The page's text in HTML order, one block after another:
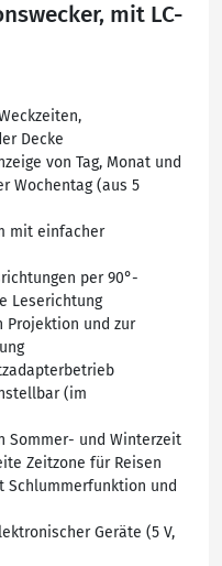
mit LC-
Decke
von Tag, Monat und
Wochentag (aus 5
mit einfacher
per 90°-
Leserichtung
Projektion und zur
(im
Sommer- und Winterzeit
Zeitzone für Reisen
Schlummerfunktion und
Geräte (5 V,